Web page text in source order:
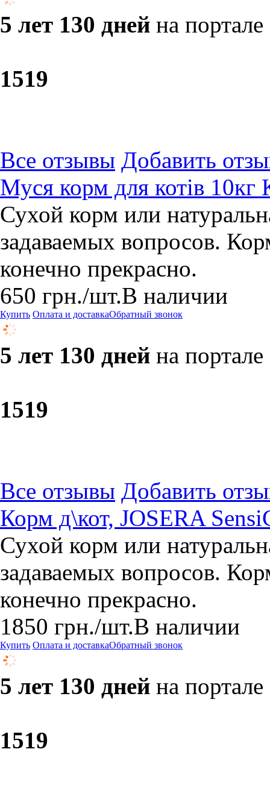
5 лет 130 дней на портале
1519
Все отзывы Добавить
Муся корм для котів 10кг
Сухой корм или
задаваемых вопросов.
конечно прекрасно.
650 грн./шт.В наличии
Купить Оплата и доставкаОбратный звонок
5 лет 130 дней на портале
1519
Все отзывы Добавить
Корм д\кот, JOSERA
Сухой корм или
задаваемых вопросов.
конечно прекрасно.
1850 грн./шт.В наличии
Купить Оплата и доставкаОбратный звонок
5 лет 130 дней на портале
1519